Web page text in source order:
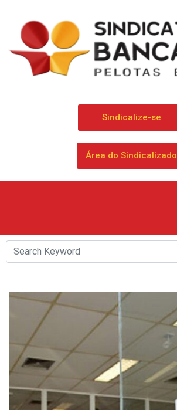
Sindicalize-se
Área do Sindicalizado